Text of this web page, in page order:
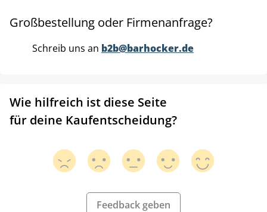
Großbestellung oder Firmenanfrage?
Schreib uns an b2b@barhocker.de
Wie hilfreich ist diese Seite
für deine Kaufentscheidung?
Feedback geben